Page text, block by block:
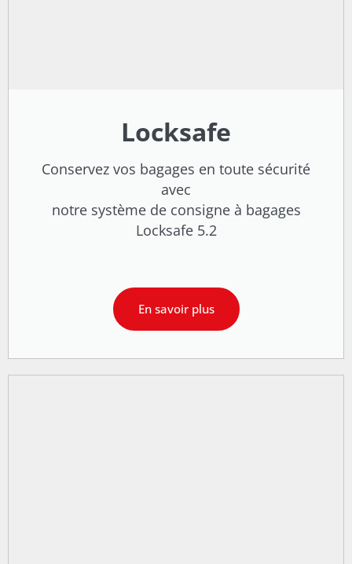
Locksafe
Conservez vos bagages en toute sécurité
avec
notre système de consigne à bagages
Locksafe 5.2
En savoir plus